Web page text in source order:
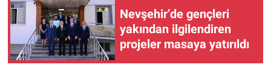
Nevşehir’de gençleri
yakından ilgilendiren
projeler masaya yatırıldı